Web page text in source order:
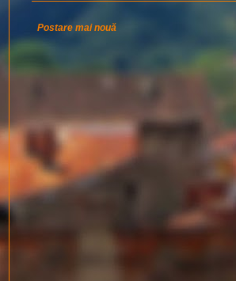
Postare mai nouă